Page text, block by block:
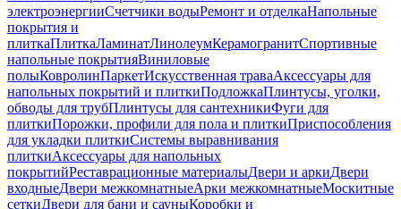
электроэнергииСчетчики водыРемонт и отделкаНапольные
покрытия и
плиткаПлиткаЛаминатЛинолеумКерамогранитСпортивные
напольные покрытияВиниловые
полыКовролинПаркетИскусственная траваАксессуары для
напольных покрытий и плиткиПодложкаПлинтусы, уголки,
обводы для трубПлинтусы для сантехникиФуги для
плиткиПорожки, профили для пола и плиткиПриспособления
для укладки плиткиСистемы выравнивания
плиткиАксессуары для напольных
покрытийРеставрационные материалыДвери и аркиДвери
входныеДвери межкомнатныеАрки межкомнатныеМоскитные
сеткиДвери для бани и сауныКоробки и